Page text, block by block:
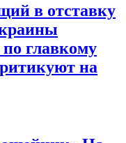
в отставку
главкому
на